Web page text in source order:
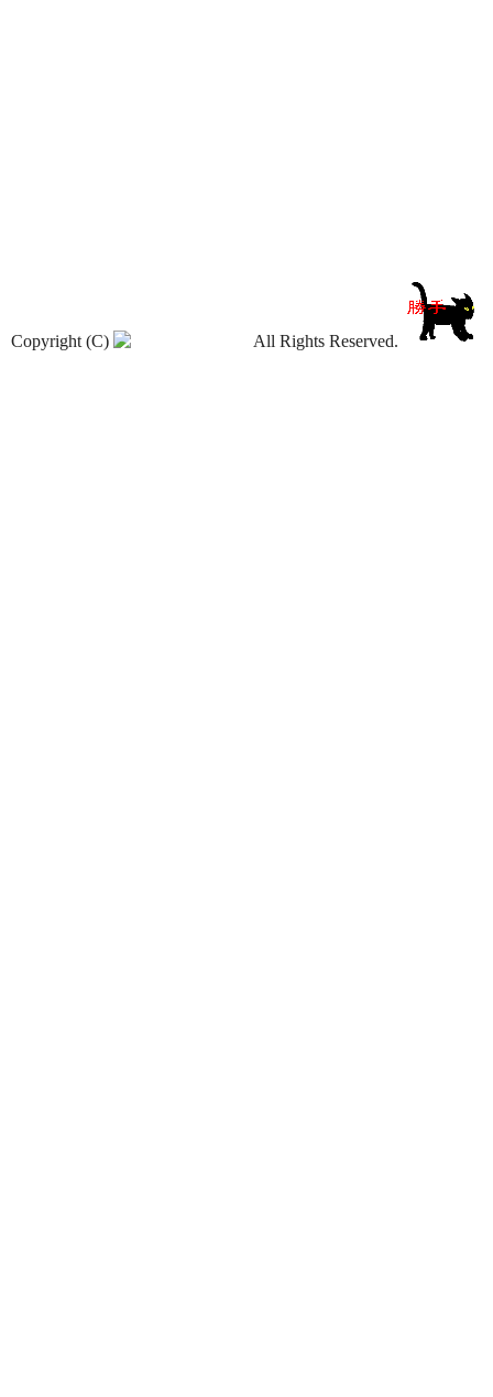
Copyright (C) All Rights Reserved.